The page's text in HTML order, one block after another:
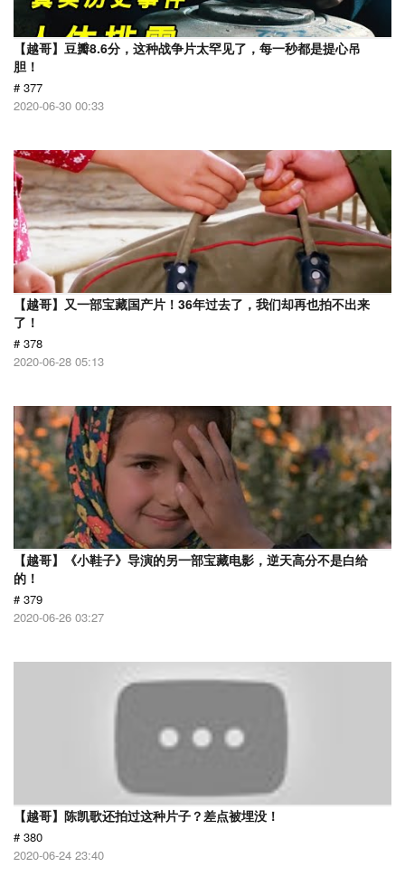
【越哥】豆瓣8.6分，这种战争片太罕见了，每一秒都是提心吊
胆！
# 377
2020-06-30 00:33
【越哥】又一部宝藏国产片！36年过去了，我们却再也拍不出来
了！
# 378
2020-06-28 05:13
【越哥】《小鞋子》导演的另一部宝藏电影，逆天高分不是白给
的！
# 379
2020-06-26 03:27
【越哥】陈凯歌还拍过这种片子？差点被埋没！
# 380
2020-06-24 23:40